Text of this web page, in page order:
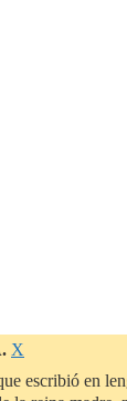
Descartar
aviso
Χ
escribió en